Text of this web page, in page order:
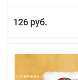
126 руб.